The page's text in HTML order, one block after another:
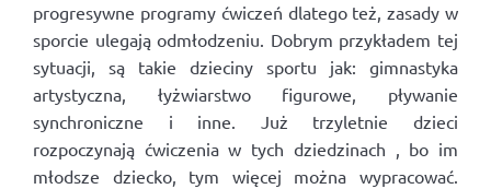
progresywne programy ćwiczeń dlatego też, zasady w
sporcie ulegają odmłodzeniu. Dobrym przykładem tej
sytuacji, są takie dzieciny sportu jak: gimnastyka
artystyczna, łyżwiarstwo figurowe, pływanie
synchroniczne i inne. Już trzyletnie dzieci
rozpoczynają ćwiczenia w tych dziedzinach , bo im
młodsze dziecko, tym więcej można wypracować.